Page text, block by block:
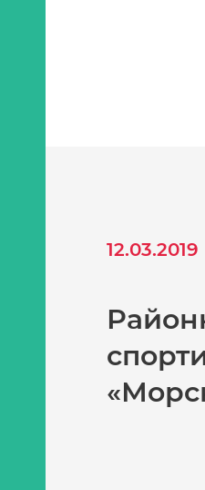
12.03.2019